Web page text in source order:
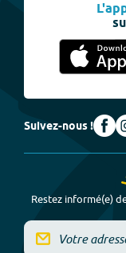
Suivez-nous !
Restez informé(e)